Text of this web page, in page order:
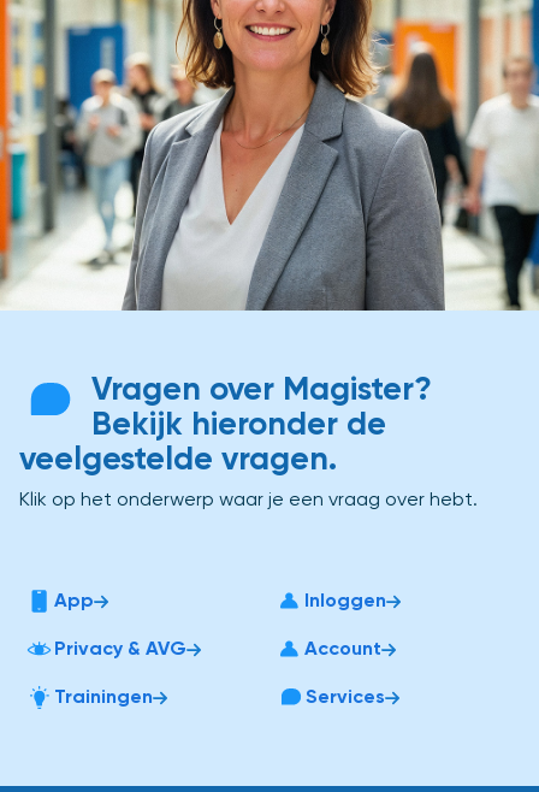
Vragen over Magister?
Bekijk hieronder de
veelgestelde vragen.
Klik op het onderwerp waar je een vraag over hebt.
App Inloggen
Privacy & AVG Account
Trainingen Services